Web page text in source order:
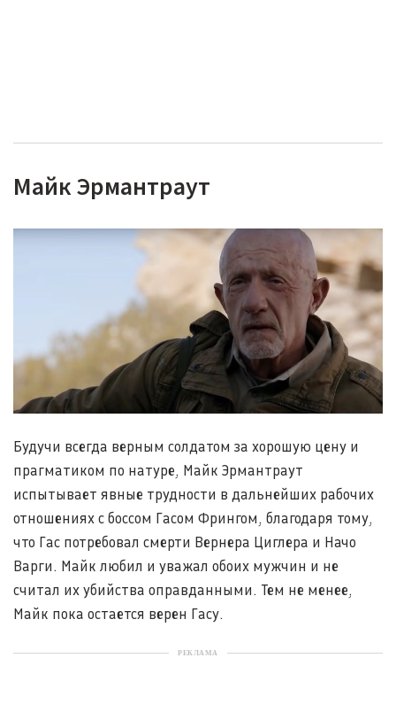
Майк Эрмантраут
Будучи всегда верным солдатом за хорошую цену и
прагматиком по натуре, Майк Эрмантраут
испытывает явные трудности в дальнейших рабочих
отношениях с боссом Гасом Фрингом, благодаря тому,
что Гас потребовал смерти Вернера Циглера и Начо
Варги. Майк любил и уважал обоих мужчин и не
считал их убийства оправданными. Тем не менее,
Майк пока остается верен Гасу.
РЕКЛАМА